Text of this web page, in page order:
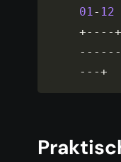
01- 12
+-- --+
- -- --
- --+